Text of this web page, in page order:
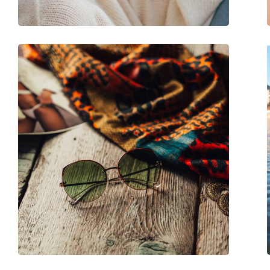
Tok:
Igen
Egyéb
Nem:
Férfi
Kategória:
Napszemüvegek
Márka:
Vogue
Használat:
Divat
Kód:
0VO5351S W65673